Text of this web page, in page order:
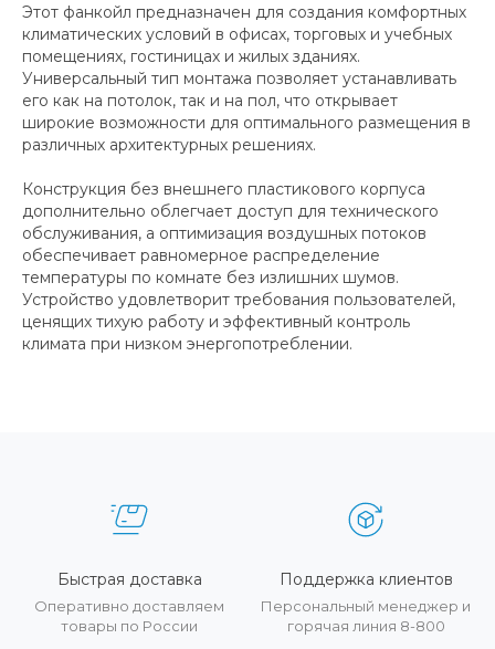
Этот фанкойл предназначен для создания комфортных
климатических условий в офисах, торговых и учебных
помещениях, гостиницах и жилых зданиях.
Универсальный тип монтажа позволяет устанавливать
его как на потолок, так и на пол, что открывает
широкие возможности для оптимального размещения в
различных архитектурных решениях.
Конструкция без внешнего пластикового корпуса
дополнительно облегчает доступ для технического
обслуживания, а оптимизация воздушных потоков
обеспечивает равномерное распределение
температуры по комнате без излишних шумов.
Устройство удовлетворит требования пользователей,
ценящих тихую работу и эффективный контроль
климата при низком энергопотреблении.
Быстрая доставка
Оперативно доставляем
товары по России
Поддержка клиентов
Персональный менеджер и
горячая линия 8-800